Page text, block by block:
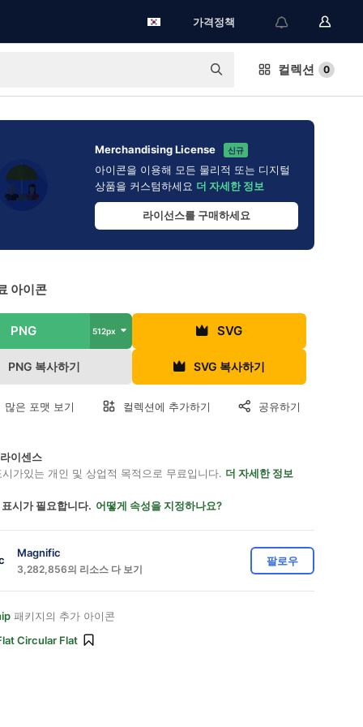
가격정책
컬렉션 0
Merchandising License 신규
아이콘을 이용해 모든 물리적 또는 디지털
상품을 커스텀하세요 더 자세한 정보
라이선스를 구매하세요
아이콘
PNG 512px SVG
PNG 복사하기 SVG 복사하기
많은 포맷 보기 컬렉션에 추가하기 공유하기
이센스
가있는 개인 및 상업적 목적으로 무료입니다. 더 자세한 정보
시가 필요합니다. 어떻게 속성을 지정하나요?
Magnific
3,282,856의 리소스 다 보기
팔로우
패키지의 추가 아이콘
Circular Flat